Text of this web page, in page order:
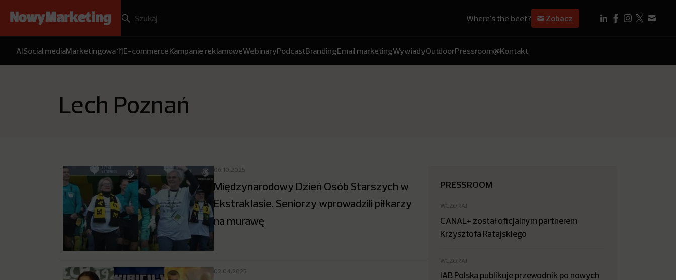
Where's the beef? Zobacz
AISocial mediaMarketingowa 11E-commerceKampanie reklamoweWebinaryPodcastBrandingEmail marketingWywiadyOutdoorPressroom@Kontakt
Lech Poznań
06.10.2025
Międzynarodowy Dzień Osób Starszych w
Ekstraklasie. Seniorzy wprowadzili piłkarzy
na murawę
02.04.2025
PRESSROOM
WCZORAJ
CANAL+ został oficjalnym partnerem
Krzysztofa Ratajskiego
WCZORAJ
IAB Polska publikuje przewodnik po nowych